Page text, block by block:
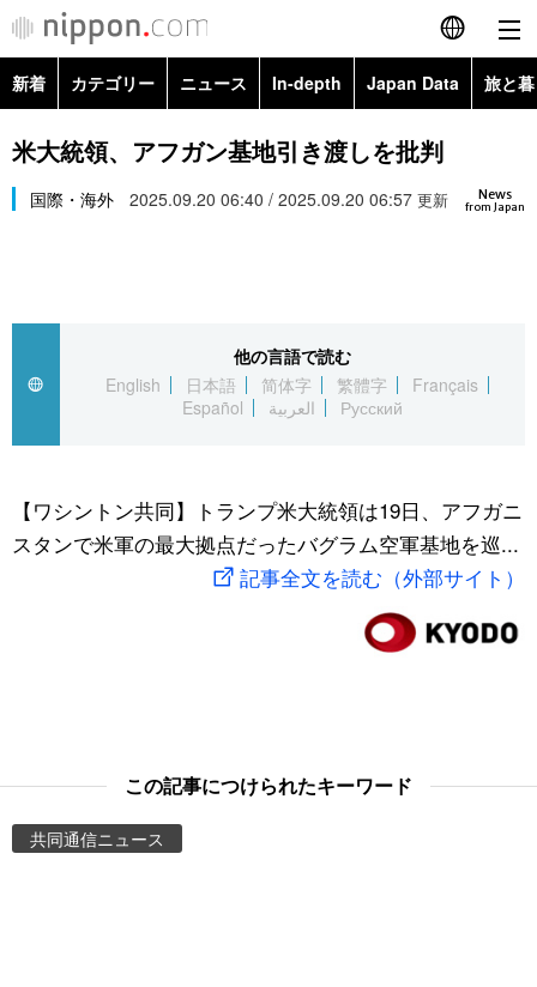
English
简体字
繁體字
العربية
社会
スポーツ・東京2020
旅と暮らし
Images
新着 カテゴリー ニュース In-depth Japan Data 旅と
政治・外交
経済・ビジネス
社会
文化
科学・技術
暮らし
Topics
Images
お知らせ
米大統領、アフガン基地引き渡しを批判
News
from Japan
国際・海外 2025.09.20 06:40 / 2025.09.20 06:57 更新
他の言語で読む
English
日本語 简体字 繁體字
Français
Español
العربية Русский
【ワシントン共同】トランプ米大統領は19日、アフガニ
スタンで米軍の最大拠点だったバグラム空軍基地を巡...
記事全文を読む（外部サイト）
この記事につけられたキーワード
共同通信ニュース